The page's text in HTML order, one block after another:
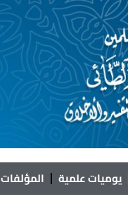
يوميات علمية المؤلفات